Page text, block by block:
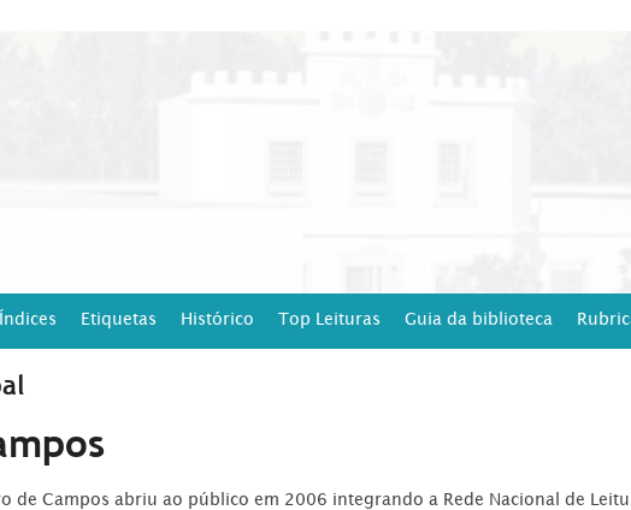
Índices Etiquetas Histórico Top Leituras Guia da biblioteca
de Campos abriu ao público em 2006 integrando a Rede Nacional de